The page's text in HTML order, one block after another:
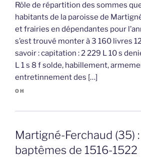
Rôle de répartition des sommes
habitants de la paroisse de
et frairies en dépendantes pour
s’est trouvé monter à 3 160 livres
savoir : capitation : 2 229 L 10 s
L 1 s 8 f solde, habillement,
entretinnement des […]
OH
Martigné-Ferchaud (35)
baptêmes de 1516-1522